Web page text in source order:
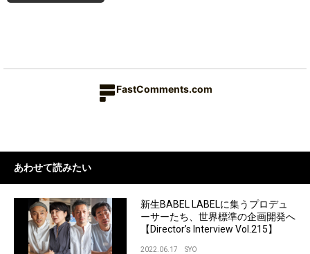
FastComments.com
あわせて読みたい
新生BABEL LABELに集うプロデュ
ーサーたち、世界標準の企画開発へ
【Director’s Interview Vol.215】
2022.06.17 SYO